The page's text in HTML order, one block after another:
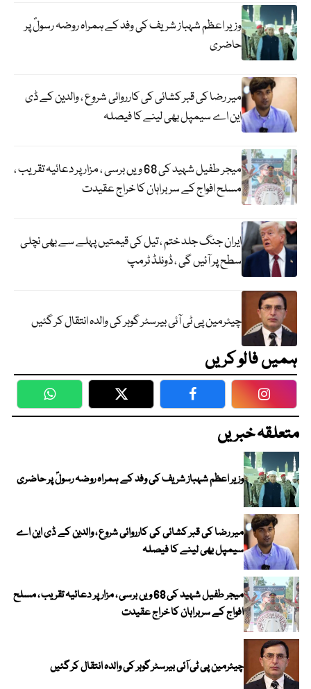
وزیر اعظم شہباز شریف کی وفد کے ہمراہ روضہ رسولؐ پر
حاضری
میر رضا کی قبر کشائی کی کارروائی شروع ، والدین کے ڈی
این اے سیمپل بھی لینے کا فیصلہ
میجر طفیل شہید کی 68 ویں برسی ، مزار پر دعائیہ تقریب ،
مسلح افواج کے سربراہان کا خراج عقیدت
ایران جنگ جلد ختم ، تیل کی قیمتیں پہلے سے بھی نچلی
سطح پر آئیں گی ، ڈونلڈ ٹرمپ
چیئرمین پی ٹی آئی بیرسٹر گوہر کی والدہ انتقال کر گئیں
ہمیں فالو کریں
WhatsApp Twitter Facebook
متعلقہ خبریں
وزیر اعظم شہباز شریف کی وفد کے ہمراہ روضہ رسولؐ پر حاضری
میر رضا کی قبر کشائی کی کارروائی شروع ، والدین کے ڈی این اے
سیمپل بھی لینے کا فیصلہ
میجر طفیل شہید کی 68 ویں برسی ، مزار پر دعائیہ تقریب ، مسلح
افواج کے سربراہان کا خراج عقیدت
چیئرمین پی ٹی آئی بیرسٹر گوہر کی والدہ انتقال کر گئیں